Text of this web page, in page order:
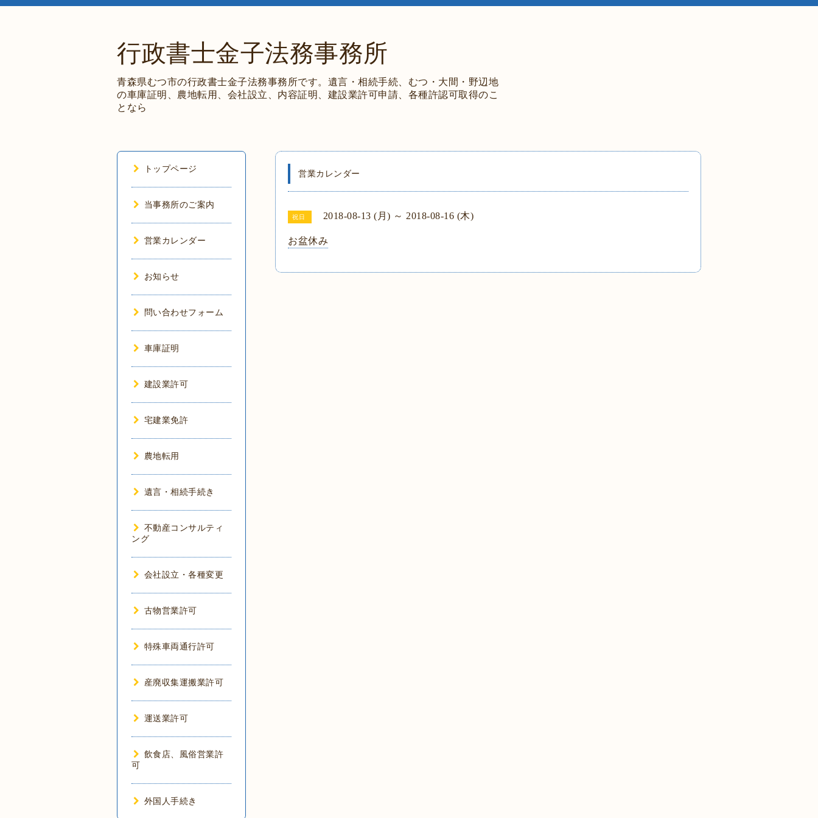
行政書士金子法務事務所
青森県むつ市の行政書士金子法務事務所です。遺言・相続手続、むつ・大間・野辺地
の車庫証明、農地転用、会社設立、内容証明、建設業許可申請、各種許認可取得のこ
となら
営業カレンダー
祝日 2018-08-13 (月) ～ 2018-08-16 (木)
お盆休み
トップページ
当事務所のご案内
営業カレンダー
お知らせ
問い合わせフォーム
車庫証明
建設業許可
宅建業免許
農地転用
遺言・相続手続き
不動産コンサルティ
ング
会社設立・各種変更
古物営業許可
特殊車両通行許可
産廃収集運搬業許可
運送業許可
飲食店、風俗営業許
可
外国人手続き